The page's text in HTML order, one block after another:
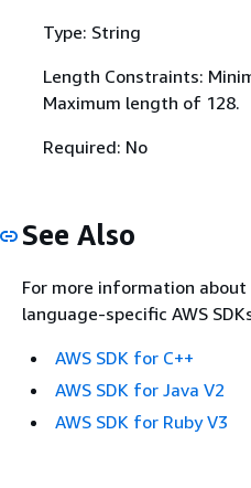
Type: String
Length Constraints:
Maximum length of 128.
Required: No
See Also
For more information
language-specific AWS
AWS SDK for C++
AWS SDK for Java V2
AWS SDK for Ruby V3